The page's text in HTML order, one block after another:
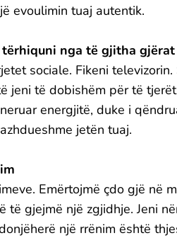
evoulimin tuaj autentik.
nga të gjitha gjërat
sociale. Fikeni
jeni të dobishëm për të
energjitë, duke i
jetën tuaj.
Emërtojmë çdo gjë në
të gjejmë një zgjidhje. Jeni
një rrënim është